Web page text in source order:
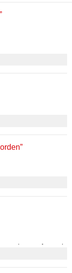
seizoen. De
scoorde dit seizoen
Helden
denken.
de transfermarkt
In het uitgebreide